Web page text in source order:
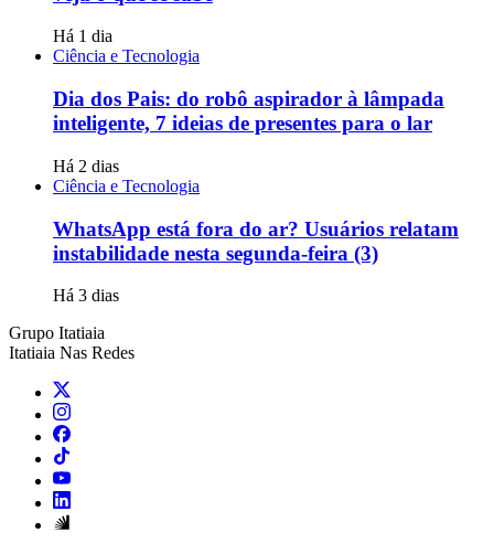
Há 1 dia
Ciência e Tecnologia
Dia dos Pais: do robô aspirador à lâmpada
inteligente, 7 ideias de presentes para o lar
Há 2 dias
Ciência e Tecnologia
WhatsApp está fora do ar? Usuários relatam
instabilidade nesta segunda-feira (3)
Há 3 dias
Grupo Itatiaia
Itatiaia Nas Redes